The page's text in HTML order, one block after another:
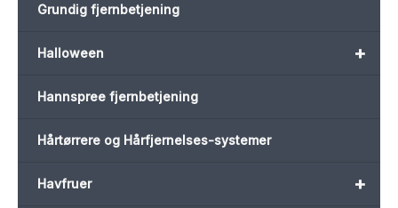
Grundig fjernbetjening
+
Halloween
Hannspree fjernbetjening
Hårtørrere og Hårfjernelses-systemer
+
Havfruer